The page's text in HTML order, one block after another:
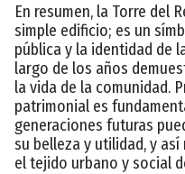
En resumen, la Torre del
simple edificio; es un
pública y la identidad de
largo de los años
la vida de la comunidad.
patrimonial es
generaciones futuras
su belleza y utilidad, y
el tejido urbano y social